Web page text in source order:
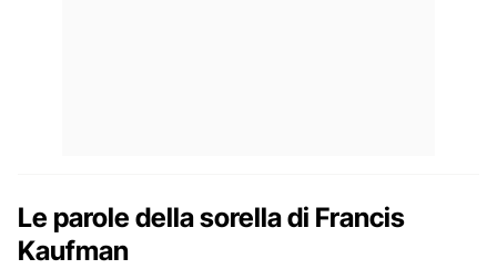
Le parole della sorella di Francis
Kaufman